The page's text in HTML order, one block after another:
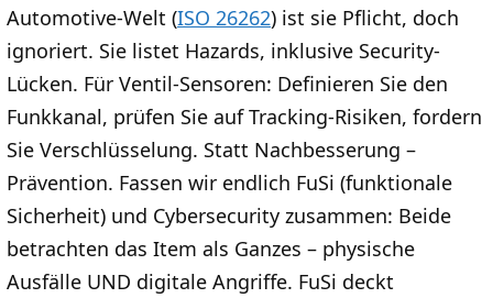
Automotive-Welt (ISO 26262) ist sie Pflicht, doch
ignoriert. Sie listet Hazards, inklusive Security-
Lücken. Für Ventil-Sensoren: Definieren Sie den
Funkkanal, prüfen Sie auf Tracking-Risiken, fordern
Sie Verschlüsselung. Statt Nachbesserung –
Prävention. Fassen wir endlich FuSi (funktionale
Sicherheit) und Cybersecurity zusammen: Beide
betrachten das Item als Ganzes – physische
Ausfälle UND digitale Angriffe. FuSi deckt